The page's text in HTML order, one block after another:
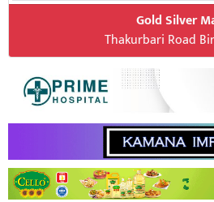
Gold Silver
Thakurbari Road